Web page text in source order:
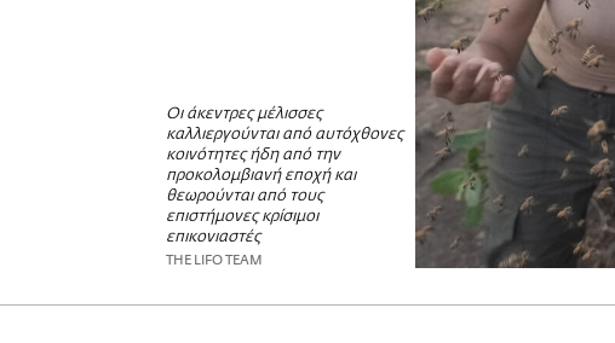
Οι άκεντρες μέλισσες
καλλιεργούνται από αυτόχθονες
κοινότητες ήδη από την
προκολομβιανή εποχή και
θεωρούνται από τους
επιστήμονες κρίσιμοι
επικονιαστές
THE LIFO TEAM